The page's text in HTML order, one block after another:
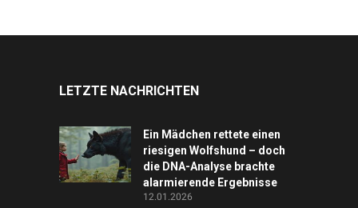
LETZTE NACHRICHTEN
Ein Mädchen rettete einen
riesigen Wolfshund – doch
die DNA-Analyse brachte
alarmierende Ergebnisse
12.01.2026